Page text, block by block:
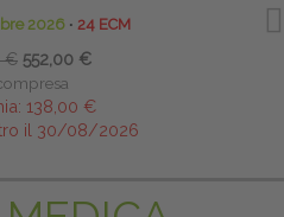
2026 ∙ 24 ECM
€ 552,00 €
138,00 €
il 30/08/2026